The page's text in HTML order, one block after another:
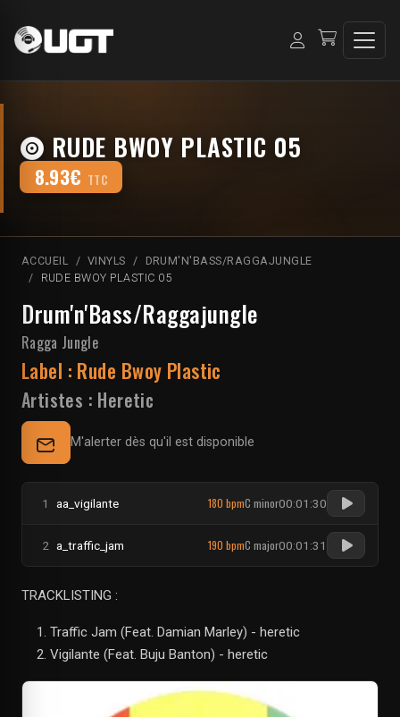
RUDE BWOY PLASTIC 05
8.93€ TTC
ACCUEIL VINYLS
DRUM'N'BASS/RAGGAJUNGLE
RUDE BWOY PLASTIC 05
Drum'n'Bass/Raggajungle
Ragga Jungle
Label : Rude Bwoy Plastic
Artistes : Heretic
M'alerter dès qu'il est disponible
1 aa_vigilante 180 bpmC minor00:01:30
2 a_traffic_jam 190 bpmC major00:01:31
TRACKLISTING :
Traffic Jam (Feat. Damian Marley) - heretic
Vigilante (Feat. Buju Banton) - heretic